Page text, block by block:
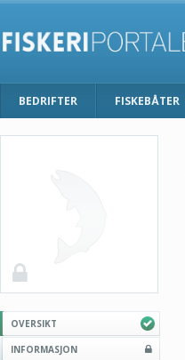
BEDRIFTER FISKEBÅTER
OVERSIKT
INFORMASJON